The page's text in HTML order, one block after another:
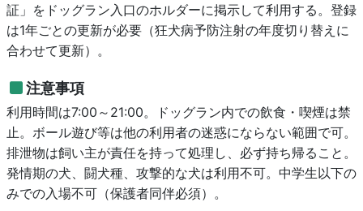
証」をドッグラン入口のホルダーに掲示して利用する。登録
は1年ごとの更新が必要（狂犬病予防注射の年度切り替えに
合わせて更新）。
注意事項
利用時間は7:00～21:00。ドッグラン内での飲食・喫煙は禁
止。ボール遊び等は他の利用者の迷惑にならない範囲で可。
排泄物は飼い主が責任を持って処理し、必ず持ち帰ること。
発情期の犬、闘犬種、攻撃的な犬は利用不可。中学生以下の
みでの入場不可（保護者同伴必須）。